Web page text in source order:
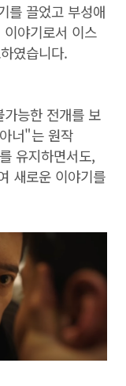
를 끌었고 부성애
야기로서 이스
였습니다.
능한 전개를 보
너"는 원작
유지하면서도,
새로운 이야기를